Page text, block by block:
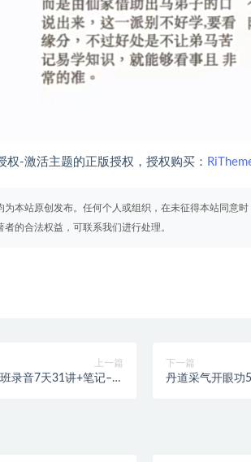
权-激活主题的正版授权，授权购买：
本站原创发布。任何个人或组织，在未征得本站同意
的合法权益，可联系我们进行处理。
上一篇
录音7天31讲+笔记–百
下一篇
丹道采气开眼功